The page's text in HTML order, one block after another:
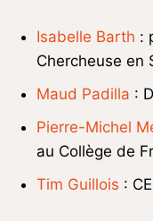
Isabelle Barth :
Chercheuse en
Maud Padilla :
Pierre-Michel
au Collège de
Tim Guillois :